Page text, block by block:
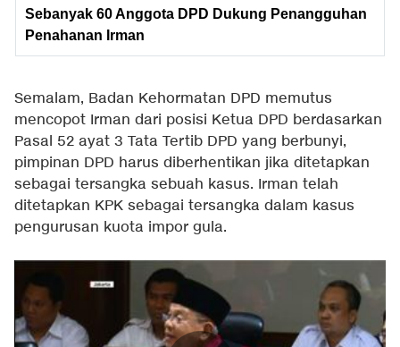
Sebanyak 60 Anggota DPD Dukung Penangguhan
Penahanan Irman
Semalam, Badan Kehormatan DPD memutus
mencopot Irman dari posisi Ketua DPD berdasarkan
Pasal 52 ayat 3 Tata Tertib DPD yang berbunyi,
pimpinan DPD harus diberhentikan jika ditetapkan
sebagai tersangka sebuah kasus. Irman telah
ditetapkan KPK sebagai tersangka dalam kasus
pengurusan kuota impor gula.